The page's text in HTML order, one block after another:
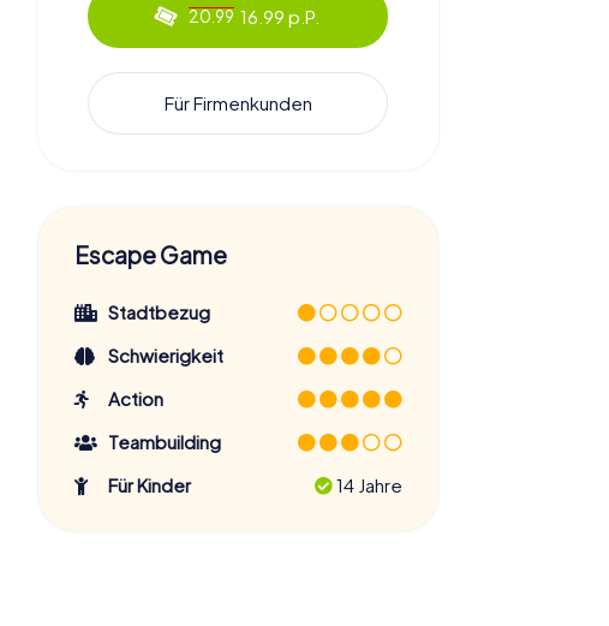
20.99 16.99 p.P.
Für Firmenkunden
Escape Game
Stadtbezug
Schwierigkeit
Action
Teambuilding
Für Kinder
14 Jahre